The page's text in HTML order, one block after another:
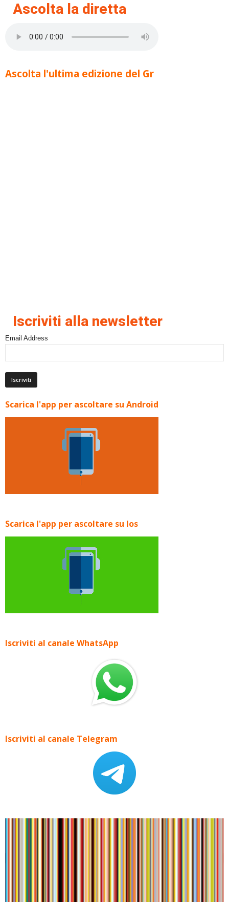
Ascolta la diretta
Ascolta l'ultima edizione del Gr
Iscriviti alla newsletter
Email Address
Scarica l'app per ascoltare su Android
Scarica l'app per ascoltare su Ios
Iscriviti al canale WhatsApp
Iscriviti al canale Telegram